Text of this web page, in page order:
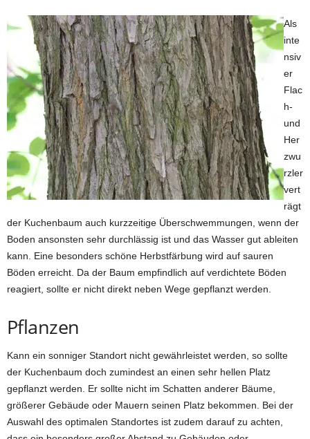
Als
inte
nsiv
er
Flac
h-
und
Her
zwu
rzler
vert
rägt
der Kuchenbaum auch kurzzeitige Überschwemmungen, wenn der
Boden ansonsten sehr durchlässig ist und das Wasser gut ableiten
kann. Eine besonders schöne Herbstfärbung wird auf sauren
Böden erreicht. Da der Baum empfindlich auf verdichtete Böden
reagiert, sollte er nicht direkt neben Wege gepflanzt werden.
Pflanzen
Kann ein sonniger Standort nicht gewährleistet werden, so sollte
der Kuchenbaum doch zumindest an einen sehr hellen Platz
gepflanzt werden. Er sollte nicht im Schatten anderer Bäume,
größerer Gebäude oder Mauern seinen Platz bekommen. Bei der
Auswahl des optimalen Standortes ist zudem darauf zu achten,